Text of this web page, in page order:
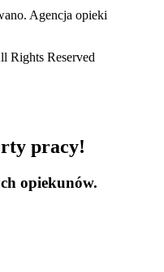
Rights Reserved
pracy!
opiekunów.